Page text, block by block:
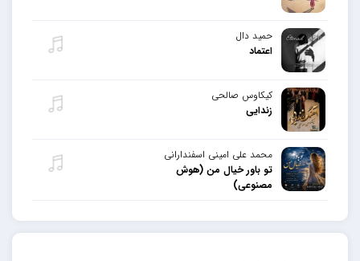
حمید دال
اعتماد
کیکاوس صالحی
زندایی
محمد علی امینی اسفندارانی
تو باور خیال من (هوش
مصنوعی)